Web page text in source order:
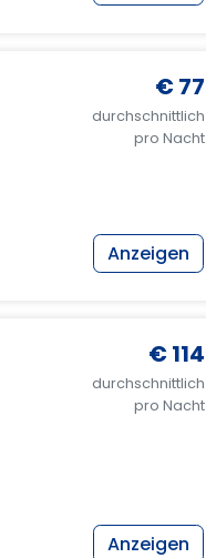
€ 77
durchschnittlich
pro Nacht
Anzeigen
€ 114
durchschnittlich
pro Nacht
Anzeigen